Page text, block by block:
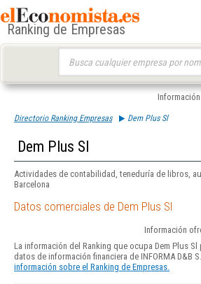
Ranking de Empresas
Directorio Ranking Empresas Dem Plus Sl
Dem Plus Sl
Actividades de contabilidad, teneduría de libros,
Barcelona
Datos comerciales de Dem Plus Sl
Información
La información del Ranking que ocupa Dem Plus
datos de información financiera de INFORMA D&B
información sobre el Ranking de Empresas.